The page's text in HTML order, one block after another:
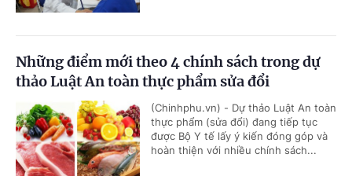
Những điểm mới theo 4 chính sách trong dự
thảo Luật An toàn thực phẩm sửa đổi
(Chinhphu.vn) - Dự thảo Luật An toàn
thực phẩm (sửa đổi) đang tiếp tục
được Bộ Y tế lấy ý kiến đóng góp và
hoàn thiện với nhiều chính sách...